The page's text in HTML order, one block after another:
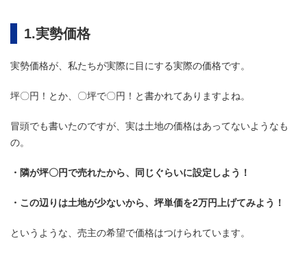
1.実勢価格
実勢価格が、私たちが実際に目にする実際の価格です。
坪〇円！とか、〇坪で〇円！と書かれてありますよね。
冒頭でも書いたのですが、実は土地の価格はあってないようなも
の。
・隣が坪〇円で売れたから、同じぐらいに設定しよう！
・この辺りは土地が少ないから、坪単価を2万円上げてみよう！
というような、売主の希望で価格はつけられています。